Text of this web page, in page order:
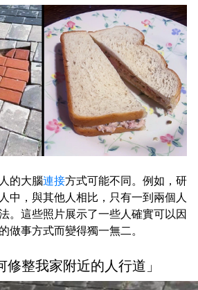
的大腦連接方式可能不同。例如，研
中，與其他人相比，只有一到兩個人
。這些照片展示了一些人確實可以因
做事方式而變得獨一無二。
修整我家附近的人行道」